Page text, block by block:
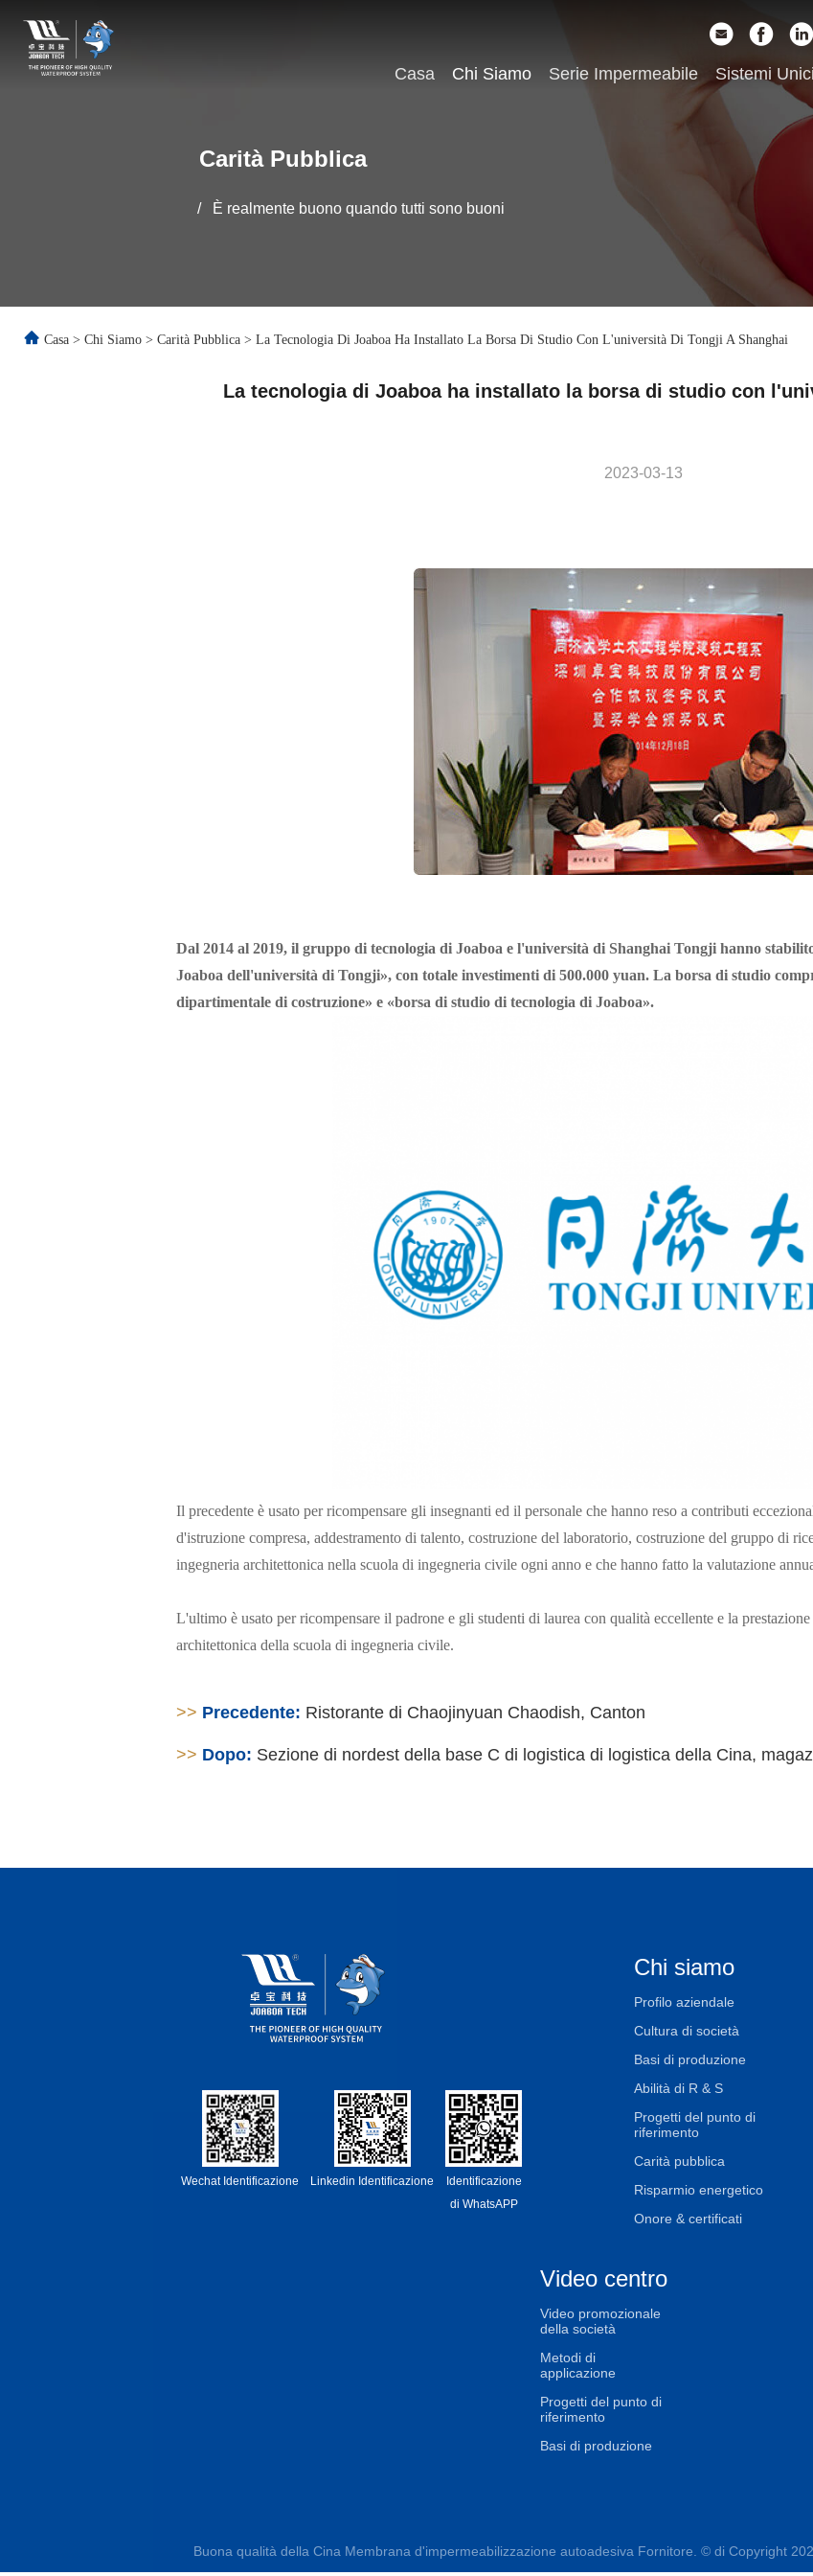
Casa Chi Siamo Serie Impermeabile Sistemi Unici
Carità Pubblica
/ È realmente buono quando tutti sono buoni
Casa > Chi Siamo > Carità Pubblica > La Tecnologia Di Joaboa Ha Installato La Borsa Di Studio Con L'università Di Tongji A Shanghai
La tecnologia di Joaboa ha installato la borsa di studio con
2023-03-13
Dal 2014 al 2019, il gruppo di tecnologia di Joaboa e l'università di Shanghai Tongji hanno
Joaboa dell'università di Tongji», con totale investimenti di 500.000 yuan. La borsa di studio
dipartimentale di costruzione» e «borsa di studio di tecnologia di Joaboa».
Il precedente è usato per ricompensare gli insegnanti ed il personale che hanno reso a contributi
d'istruzione compresa, addestramento di talento, costruzione del laboratorio, costruzione del gruppo di
ingegneria architettonica nella scuola di ingegneria civile ogni anno e che hanno fatto la valutazione
L'ultimo è usato per ricompensare il padrone e gli studenti di laurea con qualità eccellente e la
architettonica della scuola di ingegneria civile.
>> Precedente: Ristorante di Chaojinyuan Chaodish, Canton
>> Dopo: Sezione di nordest della base C di logistica di logistica della Cina,
Wechat Identificazione Linkedin Identificazione
Identificazione
di WhatsAPP
Chi siamo
Profilo aziendale
Cultura di società
Basi di produzione
Abilità di R & S
Progetti del punto di
riferimento
Carità pubblica
Risparmio energetico
Onore & certificati
Video centro
Video promozionale
della società
Metodi di
applicazione
Progetti del punto di
riferimento
Basi di produzione
Buona qualità della Cina Membrana d'impermeabilizzazione autoadesiva Fornitore. © di Copyright